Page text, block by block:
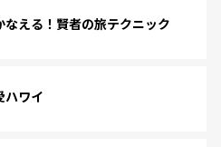
なえる！賢者の旅テクニック
ワイ